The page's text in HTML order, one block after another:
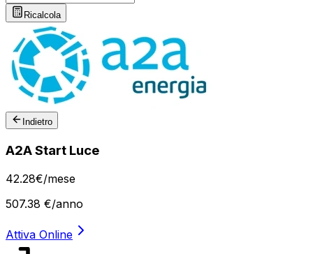
Ricalcola
Indietro
A2A Start Luce
42.28€/mese
507.38 €/anno
Attiva Online